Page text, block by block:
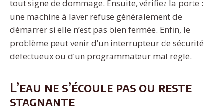
tout signe de dommage. Ensuite, vérifiez la porte :
une machine à laver refuse généralement de
démarrer si elle n’est pas bien fermée. Enfin, le
problème peut venir d’un interrupteur de sécurité
défectueux ou d’un programmateur mal réglé.
L’eau ne s’écoule pas ou reste
stagnante